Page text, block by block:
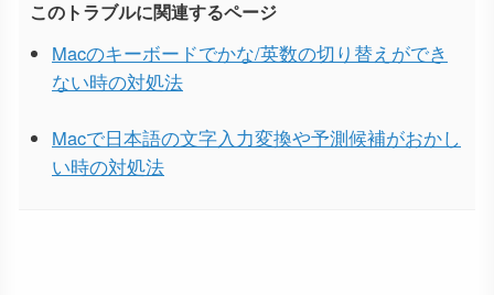
このトラブルに関連するページ
Macのキーボードでかな/英数の切り替えができ
ない時の対処法
Macで日本語の文字入力変換や予測候補がおかし
い時の対処法